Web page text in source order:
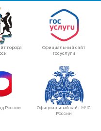
города
Официальный сайт
Госуслуги
России
Официальный сайт МЧС
России